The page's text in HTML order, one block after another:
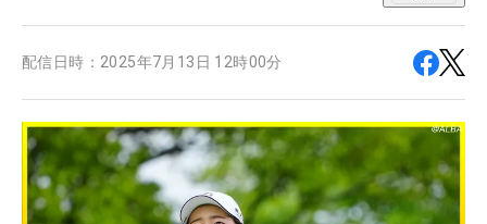
配信日時： 2025年7月13日 12時00分